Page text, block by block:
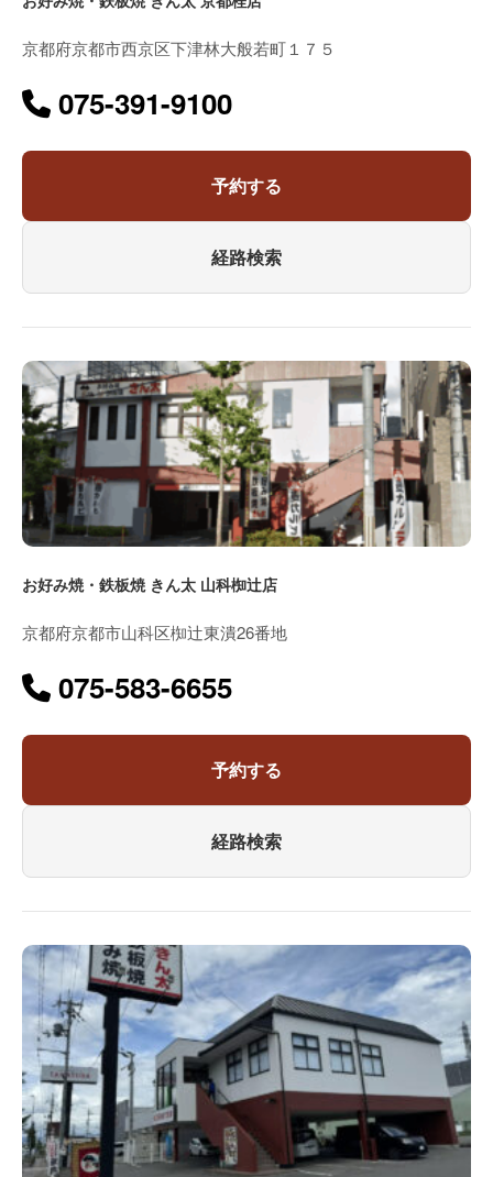
京都府京都市西京区下津林大般若町１７５
075-391-9100
予約する
経路検索
お好み焼・鉄板焼 きん太 山科椥辻店
京都府京都市山科区椥辻東潰26番地
075-583-6655
予約する
経路検索